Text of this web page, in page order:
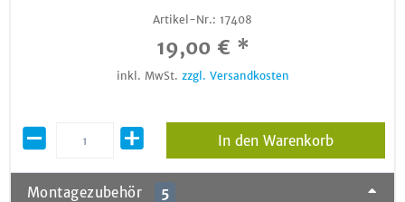
Artikel-Nr.: 17408
19,00 € *
inkl. MwSt. zzgl. Versandkosten
In den Warenkorb
Montagezubehör 5